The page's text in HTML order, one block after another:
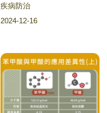
疾病防治
2024-12-16